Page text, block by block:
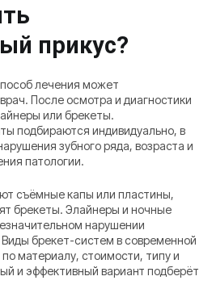
прикус?
лечения может
После осмотра и диагностики
или брекеты.
подбираются индивидуально, в
зубного ряда, возраста и
патологии.
съёмные капы или пластины,
брекеты. Элайнеры и ночные
нарушении
брекет-систем в современной
материалу, стоимости, типу и
и эффективный вариант подберёт